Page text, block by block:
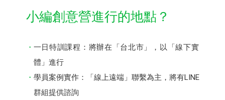
小編創意營進行的地點？
一日特訓課程：將辦在「台北市」，以「線下實
體」進行
學員案例實作：「線上遠端」聯繫為主，將有LINE
群組提供諮詢